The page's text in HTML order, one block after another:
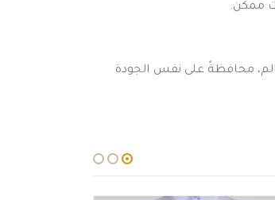
ممكن.
محافظةً على نفس الجودة